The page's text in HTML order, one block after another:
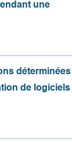
une
déterminées
de logiciels